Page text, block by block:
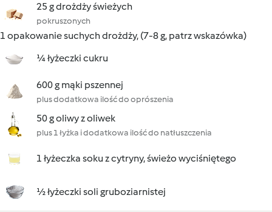
25 g drożdży świeżych
pokruszonych
1 opakowanie suchych drożdży, (7-8 g, patrz wskazówka)
¼ łyżeczki cukru
600 g mąki pszennej
plus dodatkowa ilość do oprószenia
50 g oliwy z oliwek
plus 1 łyżka i dodatkowa ilość do natłuszczenia
1 łyżeczka soku z cytryny, świeżo wyciśniętego
½ łyżeczki soli gruboziarnistej